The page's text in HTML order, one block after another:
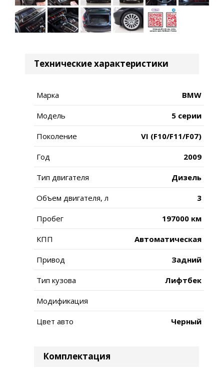
Технические характеристики
Марка BMW
Модель 5 серии
Поколение VI (F10/F11/F07)
Год 2009
Тип двигателя Дизель
Объем двигателя, л 3
Пробег 197000 км
КПП Автоматическая
Привод Задний
Тип кузова Лифтбек
Модификация
Цвет авто Черный
Комплектация